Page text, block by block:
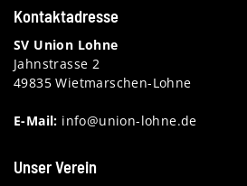
Kontaktadresse
SV Union Lohne
Jahnstrasse 2
49835 Wietmarschen-Lohne
E-Mail: info@union-lohne.de
Unser Verein